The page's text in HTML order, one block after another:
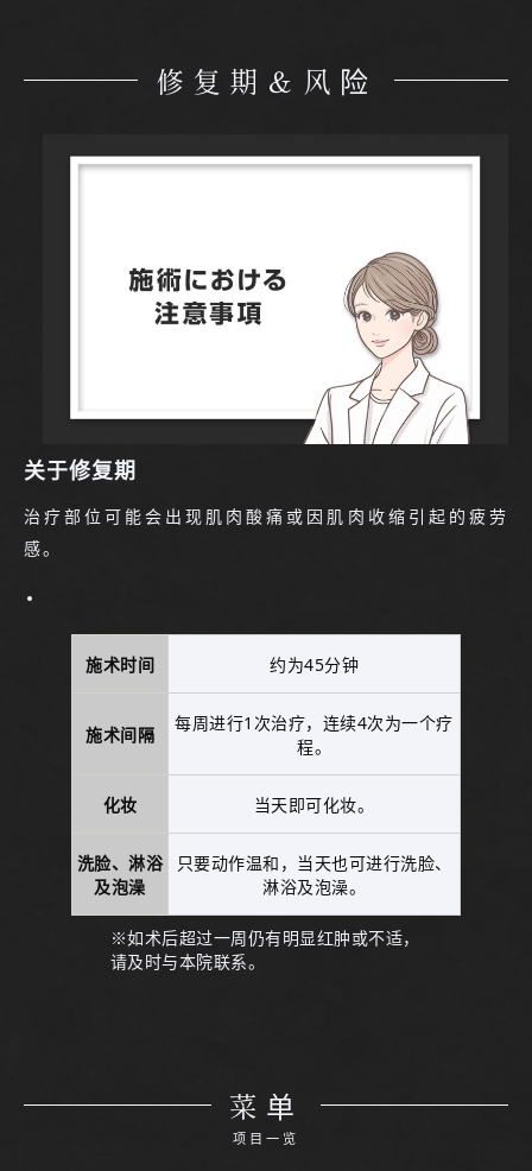
修复期＆风险
关于修复期
治疗部位可能会出现肌肉酸痛或因肌肉收缩引起的疲劳
感。
施术时间 约为45分钟
施术间隔
每周进行1次治疗，连续4次为一个疗
程。
化妆 当天即可化妆。
洗脸、淋浴
及泡澡
只要动作温和，当天也可进行洗脸、
淋浴及泡澡。
※如术后超过一周仍有明显红肿或不适，
请及时与本院联系。
菜单
项目一览